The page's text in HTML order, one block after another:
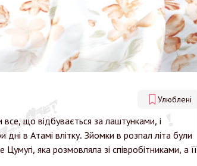
Улюблені
що відбувається за лаштунками, і
в Атамі влітку. Зйомки в розпал літа були
яка розмовляла зі співробітниками, а її